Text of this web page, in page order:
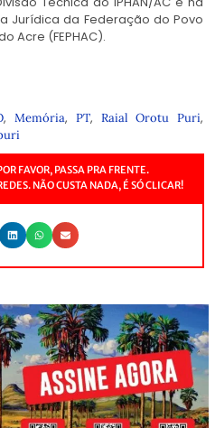
Jurídica da Federação do Povo
Acre (FEPHAC).
, Memória, PT, Raial Orotu Puri,
FAVOR, PASSA PRA FRENTE.
NÃO CUSTA NADA, É SÓ CLICAR!